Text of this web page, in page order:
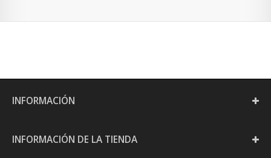
INFORMACIÓN
INFORMACIÓN DE LA TIENDA